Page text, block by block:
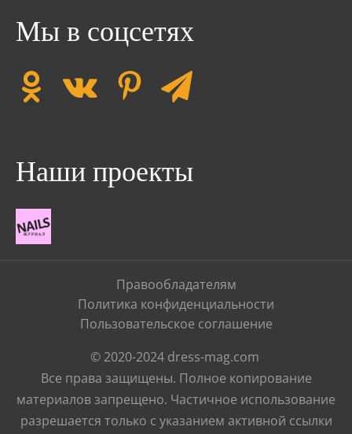
Мы в соцсетях
Наши проекты
Правообладателям
Политика конфиденциальности
Пользовательское соглашение
© 2020-2024 dress-mag.com
Все права защищены. Полное копирование
материалов запрещено. Частичное использование
разрешается только с указанием активной ссылки